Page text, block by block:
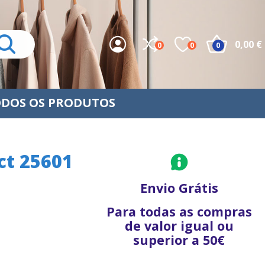
0 0 0,00 €
0
OS PRODUTOS
25601
Envio Grátis
Para todas as compras
de valor igual ou
superior a 50€